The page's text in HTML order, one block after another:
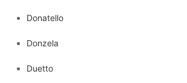
Donatello
Donzela
Duetto